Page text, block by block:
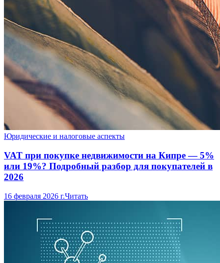
Юридические и налоговые аспекты
VAT при покупке недвижимости на Кипре — 5%
или 19%? Подробный разбор для покупателей в
2026
16 февраля 2026 г.Читать